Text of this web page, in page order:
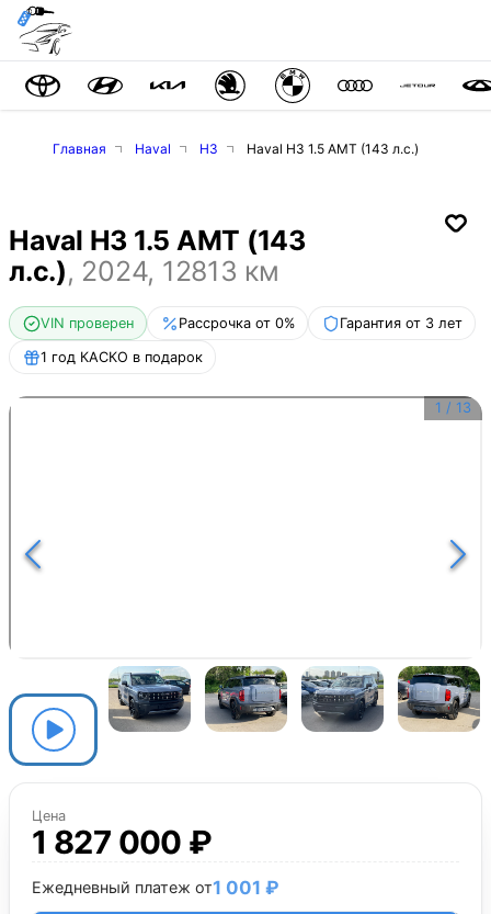
Главная Haval H3 Haval H3 1.5 AMT (143 л.с.)
Haval H3 1.5 AMT (143
л.с.), 2024, 12813 км
VIN проверен Рассрочка от 0% Гарантия от 3 лет
1 год КАСКО в подарок
1 / 13
Цена
1 827 000 ₽
Ежедневный платеж от1 001 ₽